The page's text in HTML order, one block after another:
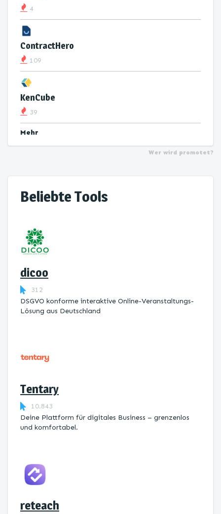
4
ContractHero
109
KenCube
39
Mehr
Wer wird promotet?
Beliebte Tools
dicoo
312
DSGVO konforme interaktive Online-Veranstaltungs-
Lösung aus Deutschland
Tentary
10.843
Deine Plattform für digitales Business – grenzenlos
und komfortabel.
reteach